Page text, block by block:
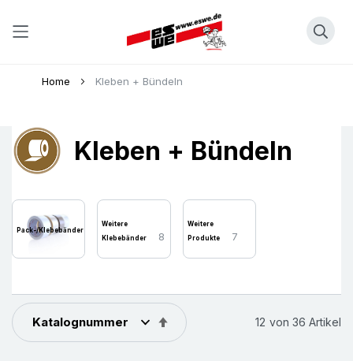
Home Kleben + Bündeln
Kleben + Bündeln
Pack-/Klebebänder 28
Weitere
Klebebänder
8
Weitere
Produkte
7
12 von 36 Artikel
In
absteigender